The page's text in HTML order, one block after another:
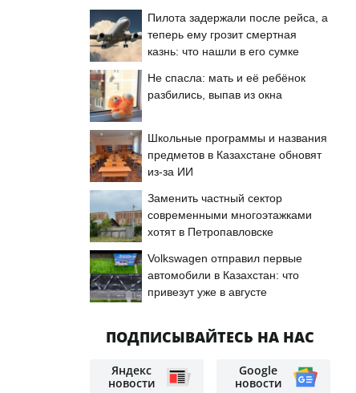
Пилота задержали после рейса, а
теперь ему грозит смертная
казнь: что нашли в его сумке
Не спасла: мать и её ребёнок
разбились, выпав из окна
Школьные программы и названия
предметов в Казахстане обновят
из-за ИИ
Заменить частный сектор
современными многоэтажками
хотят в Петропавловске
Volkswagen отправил первые
автомобили в Казахстан: что
привезут уже в августе
ПОДПИСЫВАЙТЕСЬ НА НАС
Яндекс
новости
Google
новости